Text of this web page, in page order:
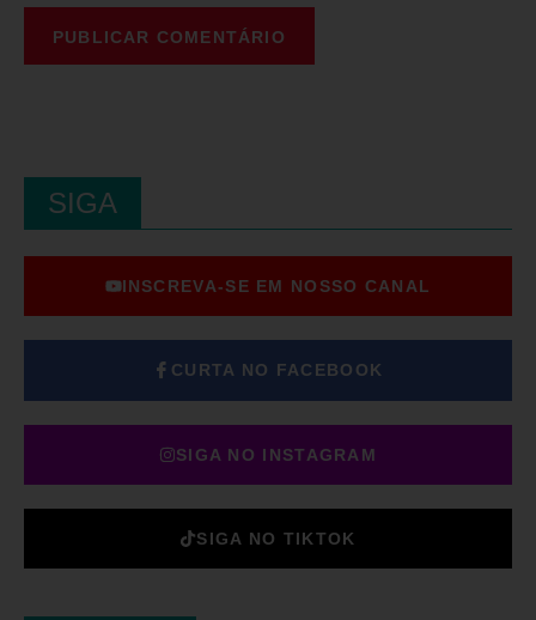
SIGA
INSCREVA-SE EM NOSSO CANAL
CURTA NO FACEBOOK
SIGA NO INSTAGRAM
SIGA NO TIKTOK